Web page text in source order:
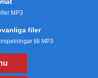
MP3
filer
till MP3